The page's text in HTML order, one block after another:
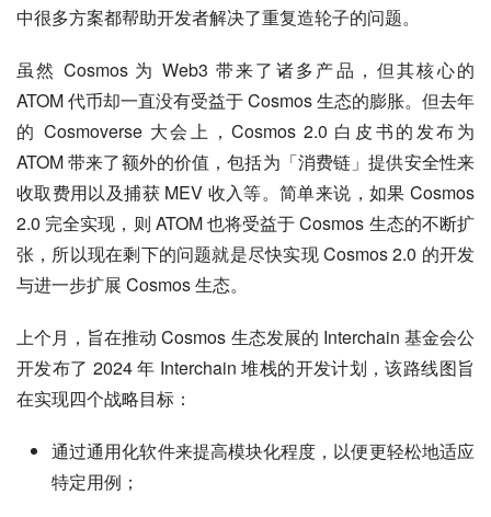
中很多方案都帮助开发者解决了重复造轮子的问题。
虽然 Cosmos 为 Web3 带来了诸多产品，但其核心的
ATOM 代币却一直没有受益于 Cosmos 生态的膨胀。但去年
的 Cosmoverse 大会上，Cosmos 2.0 白皮书的发布为
ATOM 带来了额外的价值，包括为「消费链」提供安全性来
收取费用以及捕获 MEV 收入等。简单来说，如果 Cosmos
2.0 完全实现，则 ATOM 也将受益于 Cosmos 生态的不断扩
张，所以现在剩下的问题就是尽快实现 Cosmos 2.0 的开发
与进一步扩展 Cosmos 生态。
上个月，旨在推动 Cosmos 生态发展的 Interchain 基金会公
开发布了 2024 年 Interchain 堆栈的开发计划，该路线图旨
在实现四个战略目标：
通过通用化软件来提高模块化程度，以便更轻松地适应
特定用例；